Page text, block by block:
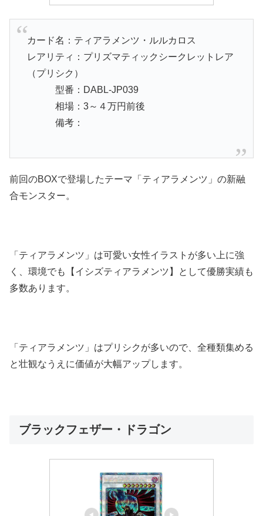
カード名：ティアラメンツ・ルルカロス
レアリティ：プリズマティックシークレットレア
（プリシク）
型番：DABL-JP039
相場：3～４万円前後
備考：
前回のBOXで登場したテーマ「ティアラメンツ」の新融
合モンスター。
「ティアラメンツ」は可愛い女性イラストが多い上に強
く、環境でも【イシズティアラメンツ】として優勝実績も
多数あります。
「ティアラメンツ」はプリシクが多いので、全種類集める
と壮観なうえに価値が大幅アップします。
ブラックフェザー・ドラゴン